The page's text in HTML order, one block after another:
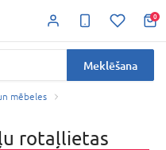
0
Meklēšana
mēbeles
rotaļlietas